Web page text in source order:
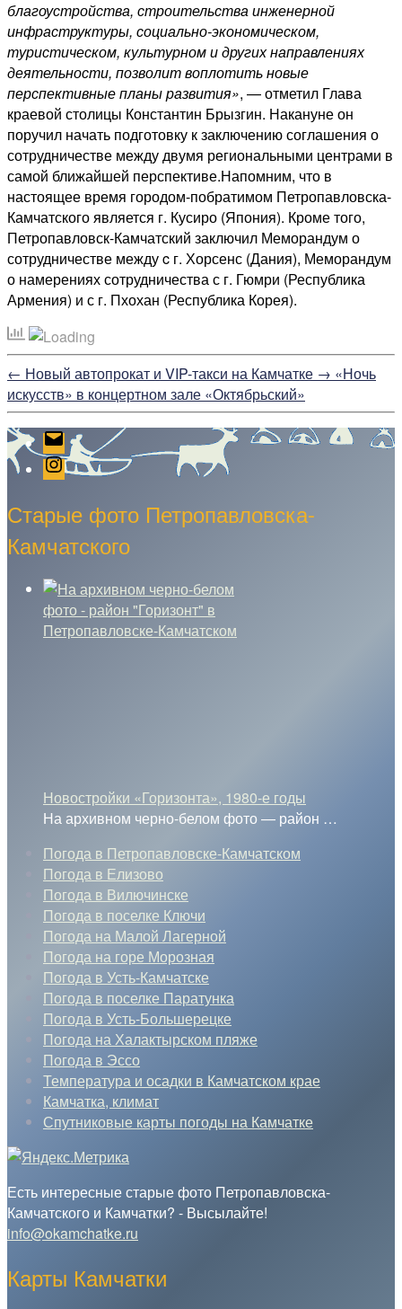
благоустройства, строительства инженерной
инфраструктуры, социально-экономическом,
туристическом, культурном и других направлениях
деятельности, позволит воплотить новые
перспективные планы развития», — отметил Глава
краевой столицы Константин Брызгин. Накануне он
поручил начать подготовку к заключению соглашения о
сотрудничестве между двумя региональными центрами в
самой ближайшей перспективе.Напомним, что в
настоящее время городом-побратимом Петропавловска-
Камчатского является г. Кусиро (Япония). Кроме того,
Петропавловск-Камчатский заключил Меморандум о
сотрудничестве между c г. Хорсенс (Дания), Меморандум
о намерениях сотрудничества с г. Гюмри (Республика
Армения) и с г. Пхохан (Республика Корея).
← Новый автопрокат и VIP-такси на Камчатке → «Ночь
искусств» в концертном зале «Октябрьский»
Email
Instagram
Старые фото Петропавловска-
Камчатского
Новостройки «Горизонта», 1980-е годы
На архивном черно-белом фото — район …
Погода в Петропавловске-Камчатском
Погода в Елизово
Погода в Вилючинске
Погода в поселке Ключи
Погода на Малой Лагерной
Погода на горе Морозная
Погода в Усть-Камчатске
Погода в поселке Паратунка
Погода в Усть-Большерецке
Погода на Халактырском пляже
Погода в Эссо
Температура и осадки в Камчатском крае
Камчатка, климат
Спутниковые карты погоды на Камчатке
Есть интересные старые фото Петропавловска-
Камчатского и Камчатки? - Высылайте!
info@okamchatke.ru
Карты Камчатки